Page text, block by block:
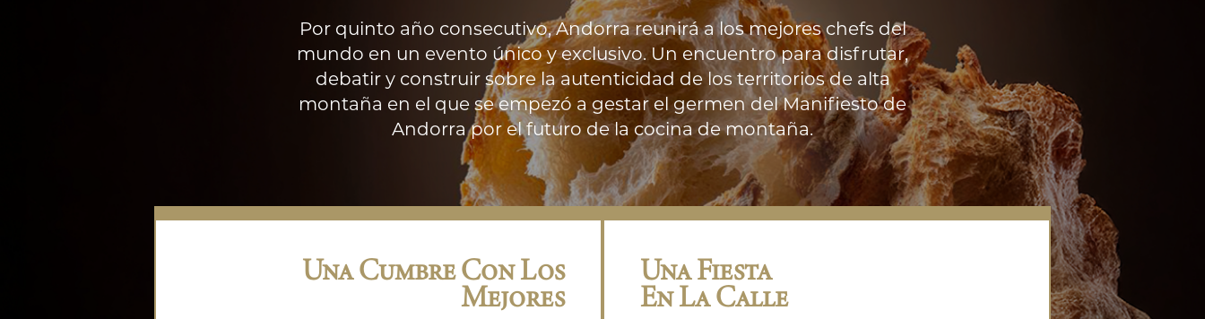
y populares
Por quinto año consecutivo, Andorra reunirá a los mejores chefs del
mundo en un evento único y exclusivo. Un encuentro para disfrutar,
debatir y construir sobre la autenticidad de los territorios de alta
montaña en el que se empezó a gestar el germen del Manifiesto de
Andorra por el futuro de la cocina de montaña.
Una Cumbre Con Los
Mejores
Una Fiesta
En La Calle